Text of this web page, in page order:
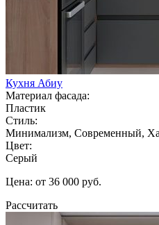
Кухня Абиу
Материал фасада:
Пластик
Стиль:
Минимализм, Современный,
Цвет:
Серый
Цена: от 36 000 руб.
Рассчитать